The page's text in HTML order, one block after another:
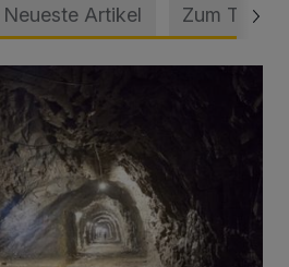
Neueste Artikel Zum Thema